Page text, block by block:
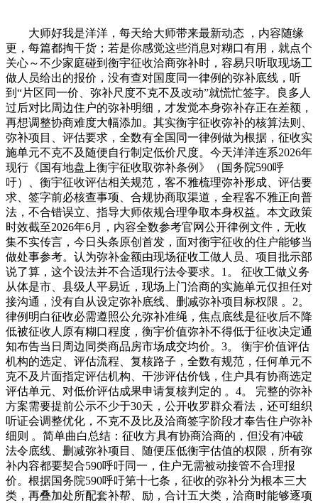
大师好我是洋洋，每天给大师带来最新动态 ，内容随缘
更，每篇都掏干货；若是你感觉这些消息对糊口有用，就点个
关心～不少家庭碰到衡宇征收洽商弥补时，容易只听取现场工
做人员给出的报价，没有查对国度同一律例的弥补底线，听
到“片区同一价、弥补尺度不克不及改动”就慌忙签字。良多人
过后对比周边住户的弥补明细，才发觉本身弥补存正在差额，
再想调整协商难度大幅添加。其实衡宇征收弥补的核算法则、
弥补项目、评估要求，全数有全国同一律例做为根据，征收实
施单元不克不及随便自行制定低价尺度。今天洋洋连系2026年
现行《国有地盘上衡宇征收取弥补条例》（国务院590呼
吁）、衡宇征收评估相关规范，客不雅梳理弥补形成、评估要
求、签字前必核查事项、合规协商取渠道，全程客不雅正向普
法，不合错误立、指导大师依规合理争取本身权益。本文政策
时效截至2026年6月，内容全数参考官网公开律例文件，无收
集不实传言，今日头条原创首发，面对衡宇征收的住户能够当
做处事参考。认为弥补金额由现场征收工做人员、项目批示部
说了算，这个设法并不合适现行法令要求。1。 征收工做义务
从体是市、县级人平易近，现场上门洽商的实施单元仅担任对
接沟通，没有自从设定弥补底线、删减弥补项目标权限 。2。
律例明白征收必需遵照公允弥补准绳，焦点底线是征收后不降
低被征收人原有糊口程度，衡宇价值弥补不得低于征收决定通
知布告当日周边同类商品房市场成交均价。3。 衡宇价值评估
机构的选定、评估流程、复核路子，全数有规范，任何单元不
克不及片面指定评估机构、干涉评估价钱，住户具有协商选定
评估单元、对低价评估成果申请复核判定的 。4。 完整的弥补
方案需要提前公示不少于30天，公开收罗群众看法，还可组织
听证会调整优化，不克不及比及洽商签字阶段才奉告住户弥补
细则 。简单曲白总结：征收方具有协商洽商的，但没有冲破
法令底线、删减弥补项目、随便压低衡宇估值的权限，所有弥
补内容都要契合590呼吁同一，住户无需被动接管不合理报
价。根据国务院590呼吁第十七条，征收的弥补分为根本三大
类，再叠加处所配套补帮、励，合计五大类，洽商时能够逐项